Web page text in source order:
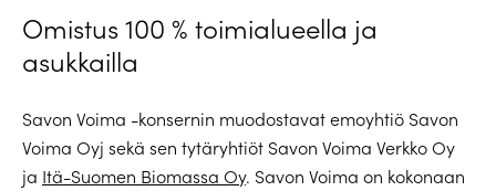
Omistus 100 % toimialueella ja
asukkailla
Savon Voima -konsernin muodostavat emoyhtiö Savon
Voima Oyj sekä sen tytäryhtiöt Savon Voima Verkko Oy
ja Itä-Suomen Biomassa Oy. Savon Voima on kokonaan